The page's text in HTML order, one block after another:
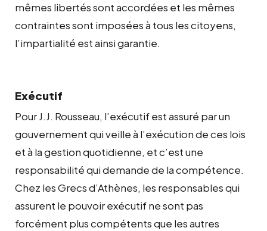
mêmes libertés sont accordées et les mêmes
contraintes sont imposées à tous les citoyens,
l’impartialité est ainsi garantie.
Exécutif
Pour J.J. Rousseau, l’exécutif est assuré par un
gouvernement qui veille à l’exécution de ces lois
et à la gestion quotidienne, et c’est une
responsabilité qui demande de la compétence.
Chez les Grecs d’Athènes, les responsables qui
assurent le pouvoir exécutif ne sont pas
forcément plus compétents que les autres